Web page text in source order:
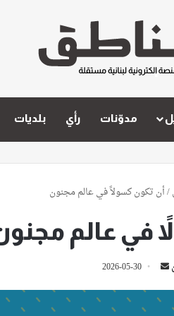
مدوّنات رأي بلديات
/أن تكون كسولاً في عالم مجنون
في عالم
أرسل
إلكترونيا
2026-05-30